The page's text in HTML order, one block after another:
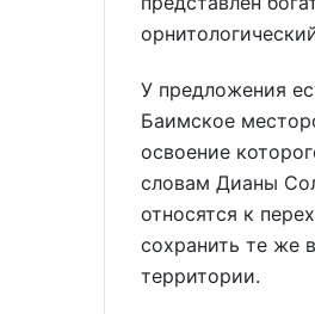
У предложения
Баимское
освоение
словам Дианы
относятся к
сохранить те же
территории.